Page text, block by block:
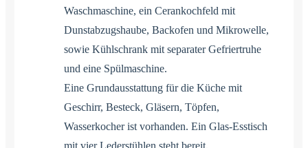
Waschmaschine, ein Cerankochfeld mit
Dunstabzugshaube, Backofen und Mikrowelle,
sowie Kühlschrank mit separater Gefriertruhe
und eine Spülmaschine.
Eine Grundausstattung für die Küche mit
Geschirr, Besteck, Gläsern, Töpfen,
Wasserkocher ist vorhanden. Ein Glas-Esstisch
mit vier Lederstühlen steht bereit.